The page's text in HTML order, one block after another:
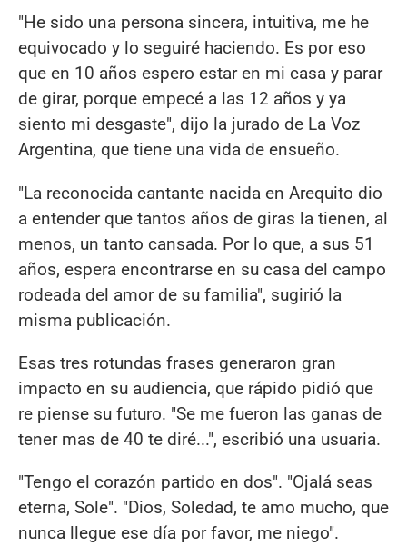
"He sido una persona sincera, intuitiva, me he
equivocado y lo seguiré haciendo. Es por eso
que en 10 años espero estar en mi casa y parar
de girar, porque empecé a las 12 años y ya
siento mi desgaste", dijo la jurado de La Voz
Argentina, que tiene una vida de ensueño.
"La reconocida cantante nacida en Arequito dio
a entender que tantos años de giras la tienen, al
menos, un tanto cansada. Por lo que, a sus 51
años, espera encontrarse en su casa del campo
rodeada del amor de su familia", sugirió la
misma publicación.
Esas tres rotundas frases generaron gran
impacto en su audiencia, que rápido pidió que
re piense su futuro. "Se me fueron las ganas de
tener mas de 40 te diré...", escribió una usuaria.
"Tengo el corazón partido en dos". "Ojalá seas
eterna, Sole". "Dios, Soledad, te amo mucho, que
nunca llegue ese día por favor, me niego".